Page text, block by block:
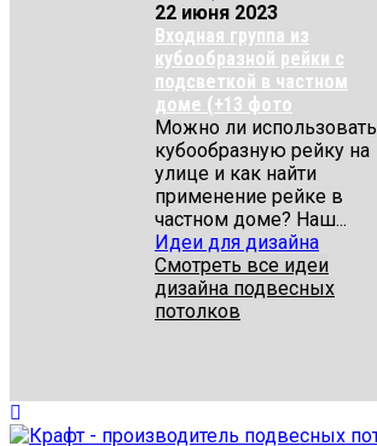
22 июня 2023
Входная группа из
кубообразной рейки с
подсветкой в частном
доме (+13 фото
Можно ли использовать
кубообразную рейку на
улице и как найти
применение рейке в
частном доме? Наш...
Идеи для дизайна
Смотреть все идеи
дизайна подвесных
потолков